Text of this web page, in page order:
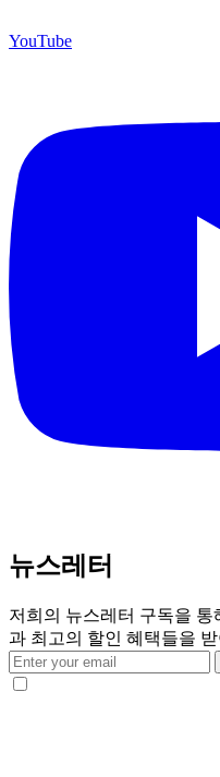
YouTube
뉴스레터
저희의 뉴스레터 구독을
과 최고의 할인 혜택들을